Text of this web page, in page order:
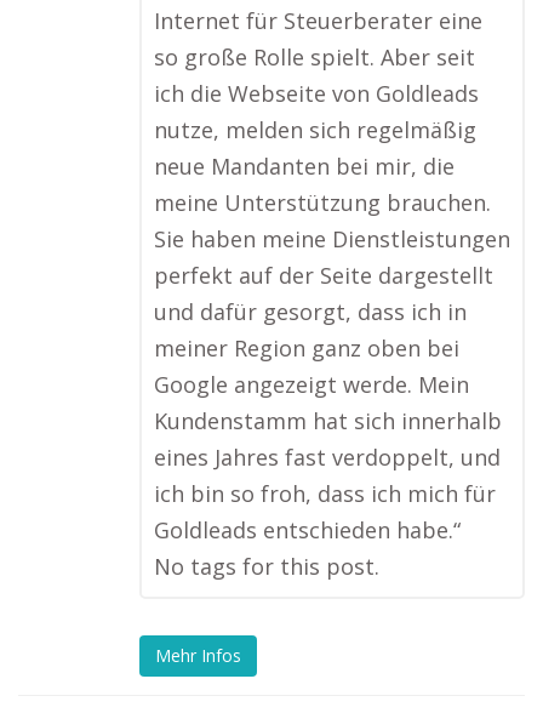
Internet für Steuerberater eine
so große Rolle spielt. Aber seit
ich die Webseite von Goldleads
nutze, melden sich regelmäßig
neue Mandanten bei mir, die
meine Unterstützung brauchen.
Sie haben meine Dienstleistungen
perfekt auf der Seite dargestellt
und dafür gesorgt, dass ich in
meiner Region ganz oben bei
Google angezeigt werde. Mein
Kundenstamm hat sich innerhalb
eines Jahres fast verdoppelt, und
ich bin so froh, dass ich mich für
Goldleads entschieden habe.“
No tags for this post.
Mehr Infos